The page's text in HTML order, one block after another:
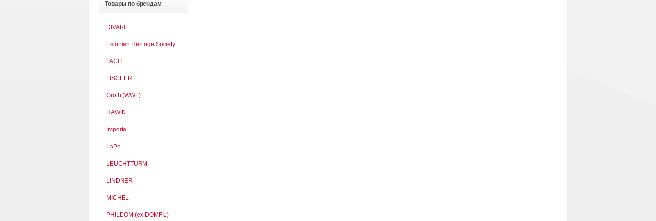
Товары по брендам
DIVARI
Estonian Heritage Society
FACIT
FISCHER
Groth (WWF)
HAWID
Importa
LaPe
LEUCHTTURM
LINDNER
MICHEL
PHILDOM (ex-DOMFIL)